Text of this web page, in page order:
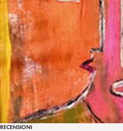
RECENSIONI